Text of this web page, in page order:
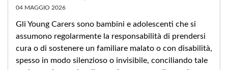
04 MAGGIO 2026
Gli Young Carers sono bambini e adolescenti che si
assumono regolarmente la responsabilità di prendersi
cura o di sostenere un familiare malato o con disabilità,
spesso in modo silenzioso o invisibile, conciliando tale